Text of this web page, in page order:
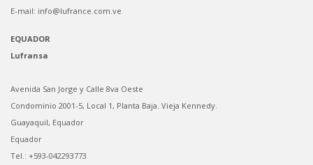
E-mail: info@lufrance.com.ve
EQUADOR
Lufransa
Avenida San Jorge y Calle 8va Oeste
Condominio 2001-5, Local 1, Planta Baja. Vieja Kennedy.
Guayaquil, Equador
Equador
Tel.: +593-042293773